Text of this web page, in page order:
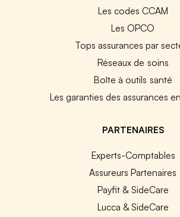
Les codes CCAM
Les OPCO
Tops assurances par
Réseaux de soins
Boîte à outils santé
Les garanties des assurances
PARTENAIRES
Experts-Comptables
Assureurs Partenaires
Payfit & SideCare
Lucca & SideCare